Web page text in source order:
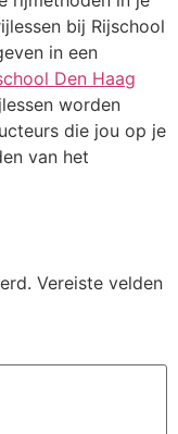
bij Rijschool
in een
Den Haag
worden
die jou op je
van het
Vereiste velden